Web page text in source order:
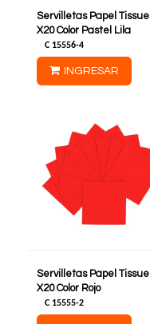
Servilletas Papel Tissue
X20 Color Pastel Lila
C 15556-4
INGRESAR
Servilletas Papel Tissue
X20 Color Rojo
C 15555-2